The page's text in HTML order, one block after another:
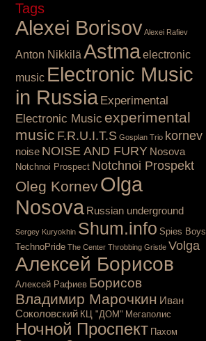
Tags
Alexei BorisovAlexei Rafiev
Anton Nikkilä Astmaelectronic
music Electronic Music
in Russia Experimental
Electronic Music experimental
music F.R.U.I.T.S Gosplan Trio kornev
noise NOISE AND FURY Nosova
Notchnoi Prospect Notchnoi Prospekt
Oleg KornevOlga
Nosova Russian underground
Sergey Kuryokhin Shum.info Spies Boys
TechnoPride The Center Throbbing Gristle Volga
Алексей Борисов
Алексей Рафиев Борисов
Владимир Марочкин Иван
Соколовский КЦ "ДОМ" Мегаполис
Ночной Проспект Пахом